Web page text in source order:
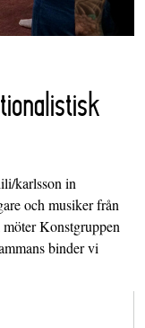
karlsson in
och musiker från
Konstgruppen
binder vi